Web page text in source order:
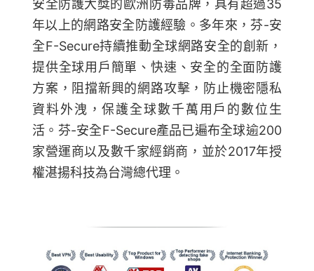
安全防護大獎的歐洲防毒品牌，具有超過35
年以上的網路安全防護經驗。多年來，芬-安
全F-Secure持續推動全球網路安全的創新，
提供全球用戶簡單、快速、安全的全面防護
方案，阻擋新興的網路攻擊，防止機密隱私
資料外洩，保護全球數千萬用戶的數位生
活。芬-安全F-Secure產品已遍布全球逾200
家營運商以及數千家經銷商，並於2017年授
權湛揚科技為台灣總代理。